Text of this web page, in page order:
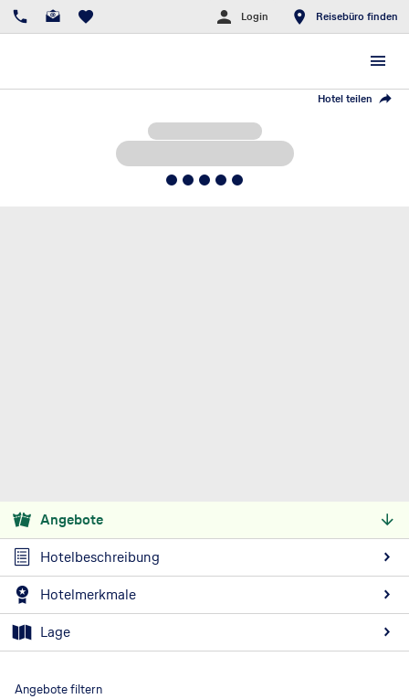
Login Reisebüro finden
Hotel teilen
5
Angebote
Hotelbeschreibung
Hotelmerkmale
Lage
Angebote filtern